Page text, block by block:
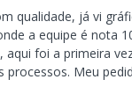
qualidade, já vi
a equipe é nota
foi a primeira
processos. Meu